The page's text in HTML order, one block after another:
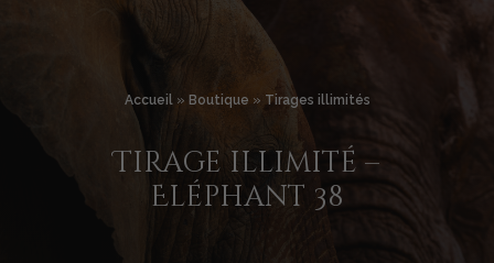
Accueil» Boutique » Tirages illimités
Tirage illimité –
Eléphant 38